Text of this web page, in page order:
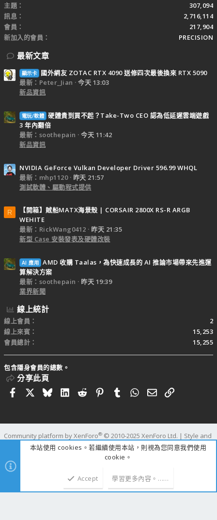
主題
307,094
訊息
2,716,114
會員
217,904
新加入的會員
PRECISION
最新文章
顯示卡
國外網友 ZOTAC RTX 4090 送修四次最後換來 RTX 5090
最新：Peter_Jian
今天 13:03
新品資訊
電玩/軟體 硬體貴到買不起？Take-Two CEO 認為低延遲雲端遊戲
3 年內翻倍
最新：soothepain
今天 11:42
新品資訊
NVIDIA GeForce Vulkan Developer Driver 596.99 WHQL
最新：mhp1120
昨天 21:57
測試軟體、驅動程式提供
R
【開箱】賊船MATX海景殼 | CORSAIR 2800X RS-R ARGB
WEHITE
最新：RickWang0412
昨天 21:35
新型 Case 安裝發表及硬體改裝
AI 應用 AMD 收購 Taalas，為快速成長的 AI 推論市場帶來先進運
算解決方案
最新：soothepain
昨天 19:39
業界新聞
線上統計
線上會員
2
線上來賓
15,253
會員總計
15,255
包含隱身會員的總數。
分享此頁
FacebookBlueskyLinkedIn
RedditPinterestTumblrWhatsApp
電子郵件
連結
Community platform by XenForo® © 2010-2025 XenForo Ltd. | Style and
add-ons by ThemeHouse
時間 0.3070s
本站使用 cookies。若繼續使用本站，則視為您同意我們使用
cookie。
Accept 學習更多內容。……